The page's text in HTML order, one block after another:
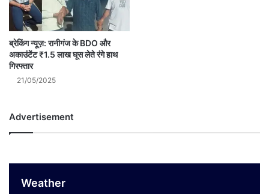
ब्रेकिंग न्यूज़: रानीगंज के BDO और
अकाउंटेंट ₹1.5 लाख घूस लेते रंगे हाथ
गिरफ्तार
21/05/2025
Advertisement
Weather